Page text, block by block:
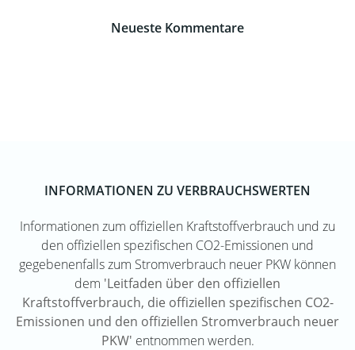
Neueste Kommentare
INFORMATIONEN ZU VERBRAUCHSWERTEN
Informationen zum offiziellen Kraftstoffverbrauch und zu
den offiziellen spezifischen CO2-Emissionen und
gegebenenfalls zum Stromverbrauch neuer PKW können
dem 'Leitfaden über den offiziellen
Kraftstoffverbrauch, die offiziellen spezifischen CO2-
Emissionen und den offiziellen Stromverbrauch neuer
PKW' entnommen werden.